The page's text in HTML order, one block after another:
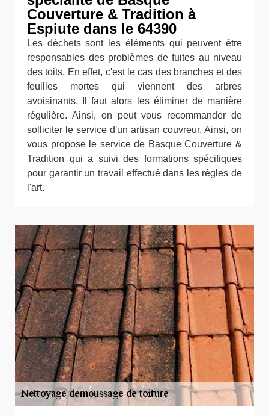
Couverture & Tradition à
Espiute dans le 64390
Les déchets sont les éléments qui peuvent être
responsables des problèmes de fuites au niveau
des toits. En effet, c'est le cas des branches et des
feuilles mortes qui viennent des arbres
avoisinants. Il faut alors les éliminer de manière
régulière. Ainsi, on peut vous recommander de
solliciter le service d'un artisan couvreur. Ainsi, on
vous propose le service de Basque Couverture &
Tradition qui a suivi des formations spécifiques
pour garantir un travail effectué dans les règles de
l'art.